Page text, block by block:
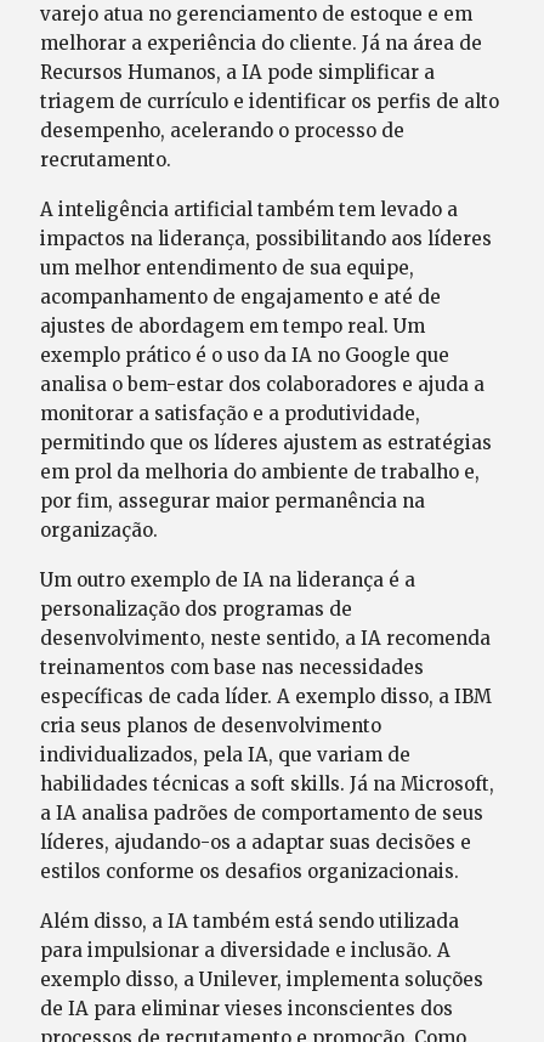
varejo atua no gerenciamento de estoque e em
melhorar a experiência do cliente. Já na área de
Recursos Humanos, a IA pode simplificar a
triagem de currículo e identificar os perfis de alto
desempenho, acelerando o processo de
recrutamento.
A inteligência artificial também tem levado a
impactos na liderança, possibilitando aos líderes
um melhor entendimento de sua equipe,
acompanhamento de engajamento e até de
ajustes de abordagem em tempo real. Um
exemplo prático é o uso da IA no Google que
analisa o bem-estar dos colaboradores e ajuda a
monitorar a satisfação e a produtividade,
permitindo que os líderes ajustem as estratégias
em prol da melhoria do ambiente de trabalho e,
por fim, assegurar maior permanência na
organização.
Um outro exemplo de IA na liderança é a
personalização dos programas de
desenvolvimento, neste sentido, a IA recomenda
treinamentos com base nas necessidades
específicas de cada líder. A exemplo disso, a IBM
cria seus planos de desenvolvimento
individualizados, pela IA, que variam de
habilidades técnicas a soft skills. Já na Microsoft,
a IA analisa padrões de comportamento de seus
líderes, ajudando-os a adaptar suas decisões e
estilos conforme os desafios organizacionais.
Além disso, a IA também está sendo utilizada
para impulsionar a diversidade e inclusão. A
exemplo disso, a Unilever, implementa soluções
de IA para eliminar vieses inconscientes dos
processos de recrutamento e promoção. Como